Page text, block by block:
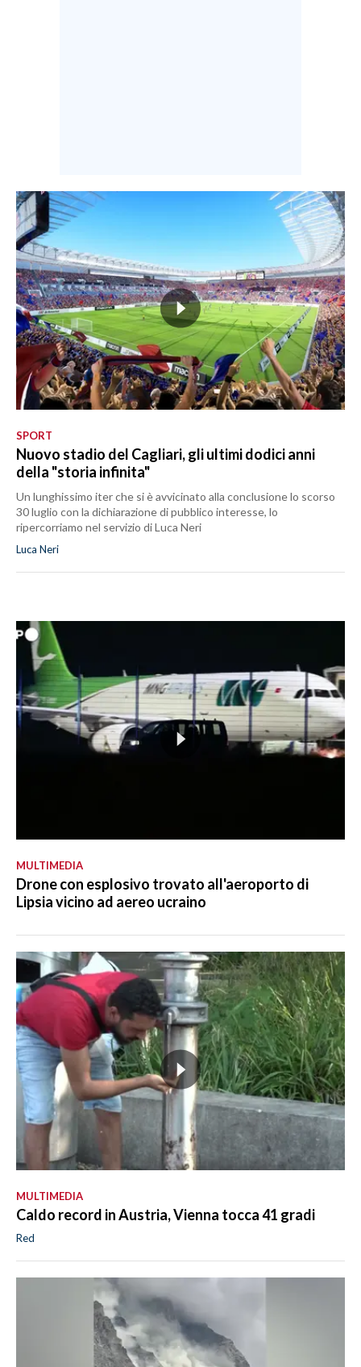
SPORT
Nuovo stadio del Cagliari, gli ultimi dodici anni
della "storia infinita"
Un lunghissimo iter che si è avvicinato alla conclusione lo scorso
30 luglio con la dichiarazione di pubblico interesse, lo
ripercorriamo nel servizio di Luca Neri
Luca Neri
MULTIMEDIA
Drone con esplosivo trovato all'aeroporto di
Lipsia vicino ad aereo ucraino
MULTIMEDIA
Caldo record in Austria, Vienna tocca 41 gradi
Red